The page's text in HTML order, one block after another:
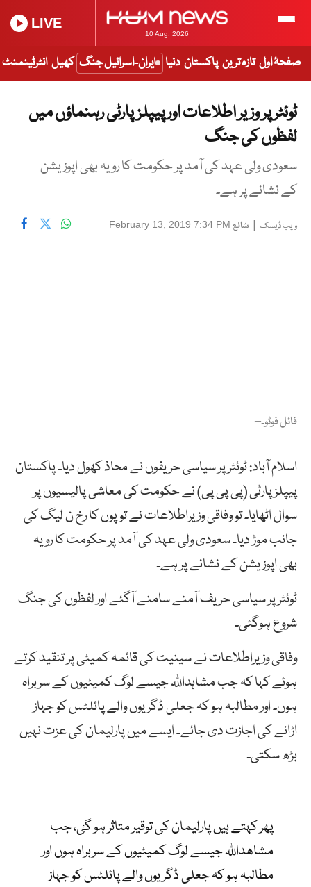
10 Aug, 2026
LIVE
صفحۂ اول تازہ ترین پاکستان دنیا ایران-اسرائیل جنگ کھیل انٹرٹینمنٹ
ٹوئٹر پر وزیر اطلاعات اور پیپلزپارٹی رہنماؤں میں
لفظوں کی جنگ
سعودی ولی عہد کی آمد پر حکومت کا رویہ بھی اپوزیشن
کے نشانے پر ہے۔
ویب ڈیسک | شائع February 13, 2019 7:34 PM
فائل فوٹو۔–
اسلام آباد: ٹوئٹر پر سیاسی حریفوں نے محاذ کھول دیا۔ پاکستان
پیپلزپارٹی (پی پی پی) نے حکومت کی معاشی پالیسیوں پر
سوال اٹھایا۔ تو وفاقی وزیراطلاعات نے توپوں کا رخ ن لیگ کی
جانب موڑ دیا۔ سعودی ولی عہد کی آمد پر حکومت کا رویہ
بھی اپوزیشن کے نشانے پر ہے۔
ٹوئٹر پر سیاسی حریف آمنے سامنے آگئے اور لفظوں کی جنگ
شروع ہوگئی۔
وفاقی وزیراطلاعات نے سینیٹ کی قائمہ کمیٹی پر تنقید کرتے
ہوئے کہا کہ جب مشاہداللہ جیسے لوگ کمیٹیوں کے سربراہ
ہوں۔ اور مطالبہ ہو کہ جعلی ڈگریوں والے پائلٹس کو جہاز
اڑانے کی اجازت دی جائے۔ ایسے میں پارلیمان کی عزت نہیں
بڑھ سکتی۔
پھر کہتے ہیں پارلیمان کی توقیر متاثر ہو گئ، جب
مشاھداللہ جیسے لوگ کمیٹیوں کے سربراہ ہوں اور
مطالبہ ہو کہ جعلی ڈگریوں والے پائلٹس کو جہاز